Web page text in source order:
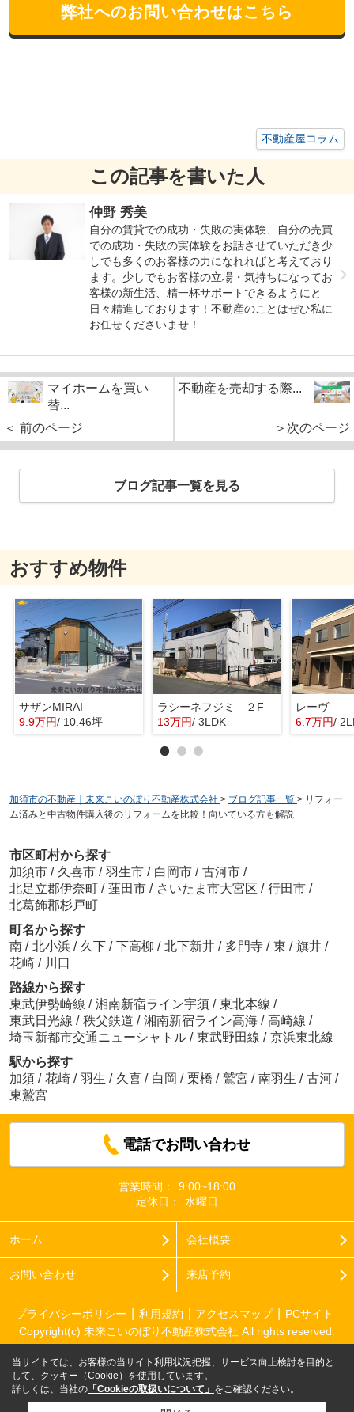
弊社へのお問い合わせはこちら
不動産屋コラム
この記事を書いた人
仲野 秀美
自分の賃貸での成功・失敗の実体験、自分の売買
での成功・失敗の実体験をお話させていただき少
しでも多くのお客様の力になれればと考えており
ます。少しでもお客様の立場・気持ちになってお
客様の新生活、精一杯サポートできるようにと
日々精進しております！不動産のことはぜひ私に
お任せくださいませ！
マイホームを買い
替...
＜ 前のページ
不動産を売却する際...
＞次のページ
ブログ記事一覧を見る
おすすめ物件
サザンMIRAI
9.9万円/ 10.46坪
ラシーネフジミ ２F
13万円/ 3LDK
レーヴ
6.7万円/
加須市の不動産｜未来こいのぼり不動産株式会社 > ブログ記事一覧 > リフォー
ム済みと中古物件購入後のリフォームを比較！向いている方も解説
市区町村から探す
加須市 / 久喜市 / 羽生市 / 白岡市 / 古河市 /
北足立郡伊奈町 / 蓮田市 / さいたま市大宮区 / 行田市 /
北葛飾郡杉戸町
町名から探す
南 / 北小浜 / 久下 / 下高柳 / 北下新井 / 多門寺 / 東 / 旗井 /
花崎 / 川口
路線から探す
東武伊勢崎線 / 湘南新宿ライン宇須 / 東北本線 /
東武日光線 / 秩父鉄道 / 湘南新宿ライン高海 / 高崎線 /
埼玉新都市交通ニューシャトル / 東武野田線 / 京浜東北線
駅から探す
加須 / 花崎 / 羽生 / 久喜 / 白岡 / 栗橋 / 鷲宮 / 南羽生 / 古河 /
東鷲宮
電話でお問い合わせ
営業時間：
9:00~18:00
定休日：
水曜日
ホーム 会社概要
お問い合わせ 来店予約
プライバシーポリシー 利用規約 アクセスマップ
PCサイト
Copyright(c) 未来こいのぼり不動産株式会社 All rights reserved.
当サイトでは、お客様の当サイト利用状況把握、サービス向上検討を目的と
して、クッキー（Cookie）を使用しています。
詳しくは、当社の 「Cookieの取扱いについて」 をご確認ください。